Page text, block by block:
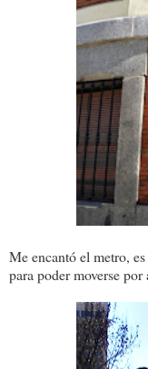
Me encantó el metro,
para poder moverse por